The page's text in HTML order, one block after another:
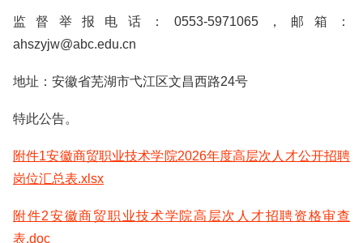
监督举报电话：0553-5971065，邮箱：
ahszyjw@abc.edu.cn
地址：安徽省芜湖市弋江区文昌西路24号
特此公告。
附件1安徽商贸职业技术学院2026年度高层次人才公开招聘
岗位汇总表.xlsx
附件2安徽商贸职业技术学院高层次人才招聘资格审查
表.doc